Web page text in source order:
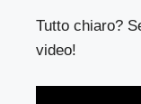
Tutto chiaro?
video!